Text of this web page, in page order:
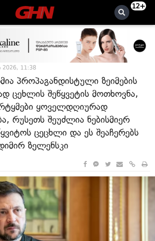
12+
2026, 11:38
პროპაგანდისტული ზეიმების
ცეხლის შეწყვეტის მოთხოვნა,
ყოველდღიურად
რუსეთს შეუძლია ნებისმიერ
ცეცხლი და ეს შეაჩერებს
ზელენსკი